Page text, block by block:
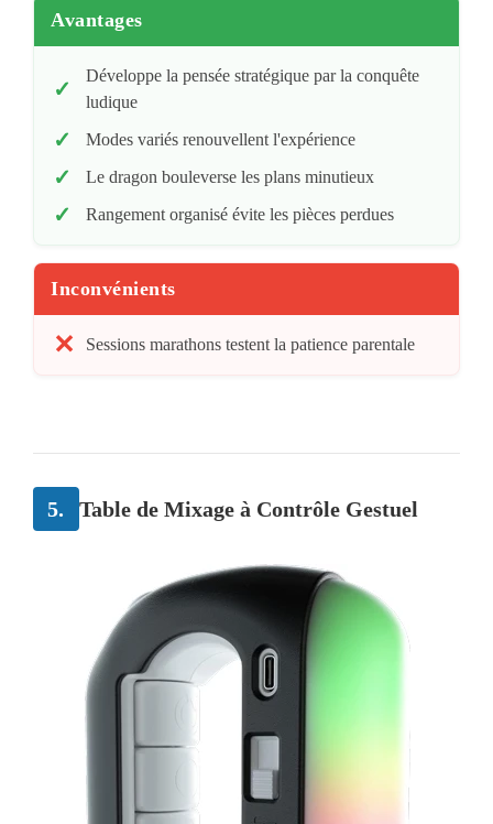
Avantages
Développe la pensée stratégique par la conquête
ludique
Modes variés renouvellent l'expérience
Le dragon bouleverse les plans minutieux
Rangement organisé évite les pièces perdues
Inconvénients
Sessions marathons testent la patience parentale
5. Table de Mixage à Contrôle Gestuel